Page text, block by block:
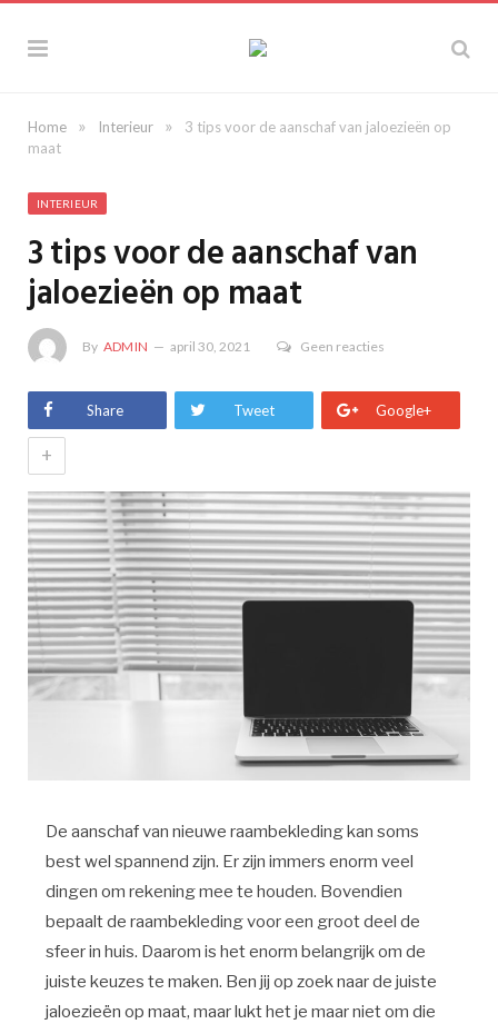
Home » Interieur »
3 tips voor de aanschaf van jaloezieën op
maat
INTERIEUR
3 tips voor de aanschaf van
jaloezieën op maat
By ADMIN april 30, 2021 Geen reacties
Share Tweet Google+
+
De aanschaf van nieuwe raambekleding kan soms
best wel spannend zijn. Er zijn immers enorm veel
dingen om rekening mee te houden. Bovendien
bepaalt de raambekleding voor een groot deel de
sfeer in huis. Daarom is het enorm belangrijk om de
juiste keuzes te maken. Ben jij op zoek naar de juiste
jaloezieën op maat, maar lukt het je maar niet om die